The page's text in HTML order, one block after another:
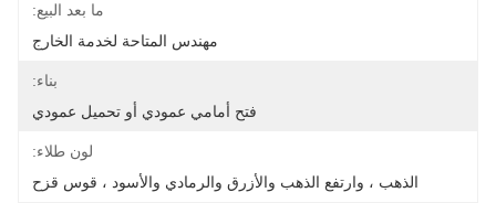
ما بعد البيع:
مهندس المتاحة لخدمة الخارج
بناء:
فتح أمامي عمودي أو تحميل عمودي
لون طلاء:
الذهب ، وارتفع الذهب والأزرق والرمادي والأسود ، قوس قزح